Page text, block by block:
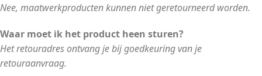
Nee, maatwerkproducten kunnen niet geretourneerd worden.
Waar moet ik het product heen sturen?
Het retouradres ontvang je bij goedkeuring van je
retouraanvraag.